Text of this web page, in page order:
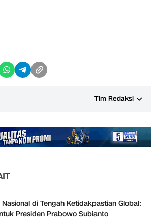
Tim Redaksi
di Tengah Ketidakpastian Global:
Presiden Prabowo Subianto